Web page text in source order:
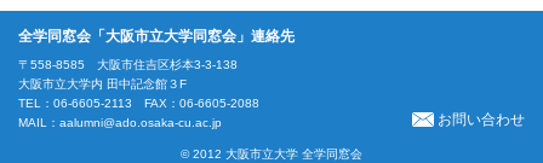
全学同窓会「大阪市立大学同窓会」連絡先
〒558-8585 大阪市住吉区杉本3-3-138
大阪市立大学内 田中記念館３F
TEL：06-6605-2113 FAX：06-6605-2088
MAIL： aalumni@ado.osaka-cu.ac.jp お問い合わせ
© 2012 大阪市立大学 全学同窓会